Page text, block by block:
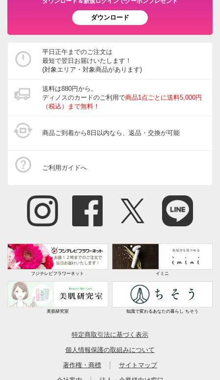
ダウンロード
平日正午までのご注文は
最短で翌日お届けいたします！
(対象エリア・対象商品があります)
送料は880円から。
ディノスのカードのご利用で商品1点ごとに送料5,000円
（税込）まで無料！
商品ご到着から8日以内なら、返品・交換が可能
ご利用ガイドへ
フジテレビフラワーネット イミニ
美肌研究室 知識で変わるあなたの暮らし ちそう
特定商取引法に基づく表示
個人情報保護の取組みについて
著作権・商標 サイトマップ